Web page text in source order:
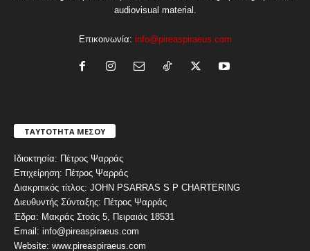
audiovisual material.
Επικοινωνία: info@pireaspiraeus.com
ΤΑΥΤΟΤΗΤΑ ΜΕΣΟΥ
Ιδιοκτησία: Πέτρος Ψαρράς
Επιχείρηση: Πέτρος Ψαρράς
Διακριτικός τίτλος: JOHN PSARRAS S P CHARTERING
Διευθυντής Σύνταξης: Πέτρος Ψαρράς
Έδρα: Μακράς Στοάς 5, Πειραιάς 18531
Email: info@pireaspiraeus.com
Website: www.pireaspiraeus.com